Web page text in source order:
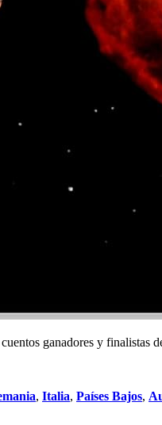
ganadores y finalistas
, Italia, Países Bajos,